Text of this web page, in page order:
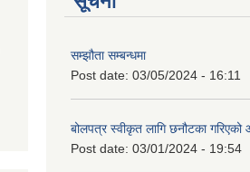
सम्झौता सम्बन्धमा
Post date: 03/05/2024 - 16:11
बोलपत्र स्वीकृत लागि छनौटका
Post date: 03/01/2024 - 19:54